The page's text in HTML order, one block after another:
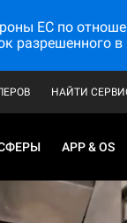
ЕС по
разрешенного
НАЙТИ
APP & OS